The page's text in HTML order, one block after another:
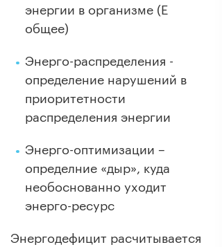
энергии в организме (Е
общее)
Энерго-распределения -
определение нарушений в
приоритетности
распределения энергии
Энерго-оптимизации –
определние «дыр», куда
необоснованно уходит
энерго-ресурс
Энергодефицит расчитывается